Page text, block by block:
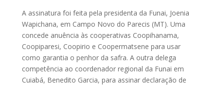
A assinatura foi feita pela presidenta da Funai, Joenia
Wapichana, em Campo Novo do Parecis (MT). Uma
concede anuência às cooperativas Coopihanama,
Coopiparesi, Coopirio e Coopermatsene para usar
como garantia o penhor da safra. A outra delega
competência ao coordenador regional da Funai em
Cuiabá, Benedito Garcia, para assinar declaração de